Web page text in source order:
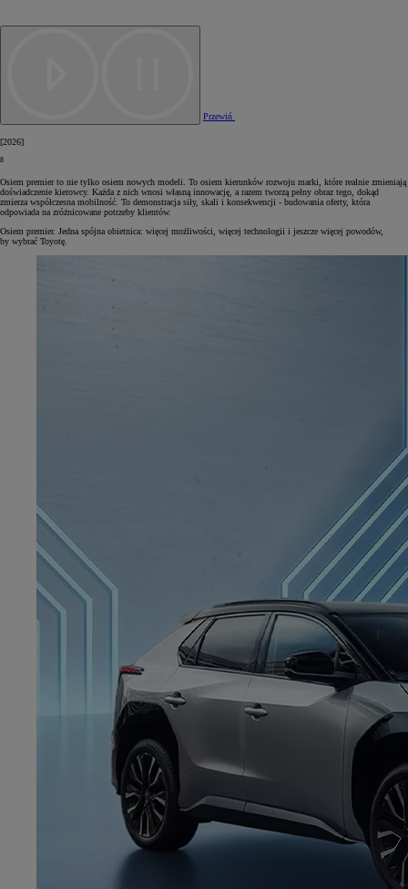
Przewiń
[2026]
8
Osiem premier to nie tylko osiem nowych modeli. To osiem kierunków rozwoju marki, które realnie zmieniają
doświadczenie kierowcy. Każda z nich wnosi własną innowację, a razem tworzą pełny obraz tego, dokąd
zmierza współczesna mobilność. To demonstracja siły, skali i konsekwencji - budowania oferty, która
odpowiada na zróżnicowane potrzeby klientów.
Osiem premier. Jedna spójna obietnica: więcej możliwości, więcej technologii i jeszcze więcej powodów,
by wybrać Toyotę.